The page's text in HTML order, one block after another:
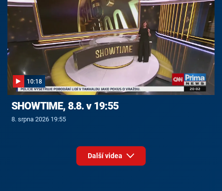
10:18
SHOWTIME, 8.8. v 19:55
8. srpna 2026 19:55
Další videa